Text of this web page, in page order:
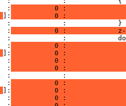
:
0 :
]:
0 :
:             :             }
:
0 :
:             :
:
0 :
]:
0 :
:
0 :
:
0 :
:             :
:
0 :
]:
0 :
:
0 :